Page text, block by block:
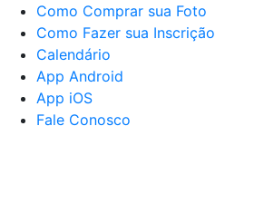
Como Comprar sua Foto
Como Fazer sua Inscrição
Calendário
App Android
App iOS
Fale Conosco